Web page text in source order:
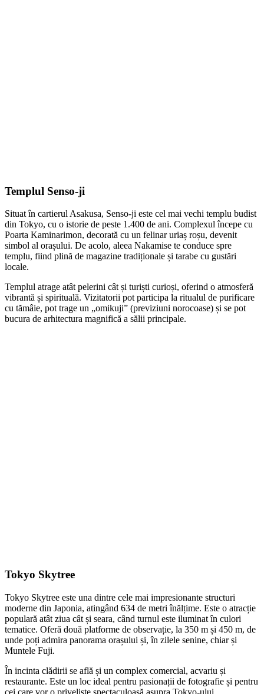
Templul Senso-ji
Situat în cartierul Asakusa, Senso-ji este cel mai vechi templu budist
din Tokyo, cu o istorie de peste 1.400 de ani. Complexul începe cu
Poarta Kaminarimon, decorată cu un felinar uriaș roșu, devenit
simbol al orașului. De acolo, aleea Nakamise te conduce spre
templu, fiind plină de magazine tradiționale și tarabe cu gustări
locale.
Templul atrage atât pelerini cât și turiști curioși, oferind o atmosferă
vibrantă și spirituală. Vizitatorii pot participa la ritualul de purificare
cu tămâie, pot trage un „omikuji” (previziuni norocoase) și se pot
bucura de arhitectura magnifică a sălii principale.
Tokyo Skytree
Tokyo Skytree este una dintre cele mai impresionante structuri
moderne din Japonia, atingând 634 de metri înălțime. Este o atracție
populară atât ziua cât și seara, când turnul este iluminat în culori
tematice. Oferă două platforme de observație, la 350 m și 450 m, de
unde poți admira panorama orașului și, în zilele senine, chiar și
Muntele Fuji.
În incinta clădirii se află și un complex comercial, acvariu și
restaurante. Este un loc ideal pentru pasionații de fotografie și pentru
cei care vor o priveliște spectaculoasă asupra Tokyo-ului.